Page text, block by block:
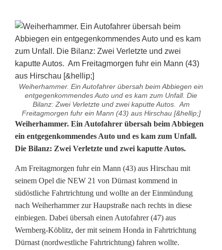
Weiherhammer. Ein Autofahrer übersah beim Abbiegen ein
entgegenkommendes Auto und es kam zum Unfall. Die
Bilanz: Zwei Verletzte und zwei kaputte Autos. Am
Freitagmorgen fuhr ein Mann (43) aus Hirschau [&hellip;]
Z
w
e
i
V
e
r
Weiherhammer. Ein Autofahrer übersah beim Abbiegen
ein entgegenkommendes Auto und es kam zum Unfall.
Die Bilanz: Zwei Verletzte und zwei kaputte Autos.
Am Freitagmorgen fuhr ein Mann (43) aus Hirschau mit
seinem Opel die NEW 21 von Dürnast kommend in
südöstliche Fahrtrichtung und wollte an der Einmündung
nach Weiherhammer zur Haupstraße nach rechts in diese
einbiegen. Dabei übersah einen Autofahrer (47) aus
Wernberg-Köblitz, der mit seinem Honda in Fahrtrichtung
Dürnast (nordwestliche Fahrtrichtung) fahren wollte.